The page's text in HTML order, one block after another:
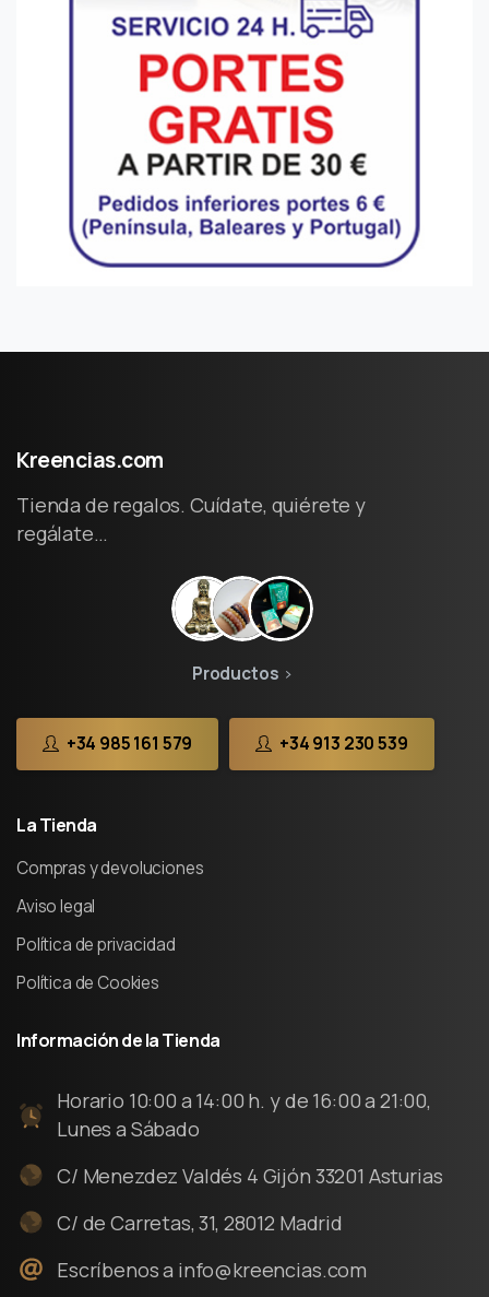
Kreencias.com
Tienda de regalos. Cuídate, quiérete y
regálate…
Productos
+34 985 161 579 +34 913 230 539
LaTienda
Compras y devoluciones
Aviso legal
Política de privacidad
Política de Cookies
InformacióndelaTienda
Horario 10:00 a 14:00 h. y de 16:00 a 21:00,
Lunes a Sábado
C/ Menezdez Valdés 4 Gijón 33201 Asturias
C/ de Carretas, 31, 28012 Madrid
Escríbenos a info@kreencias.com